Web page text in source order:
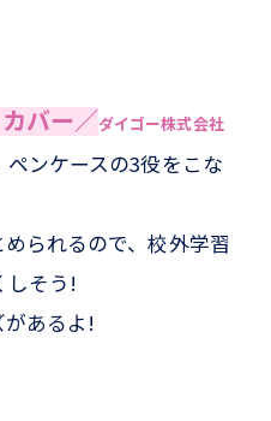
バー／ダイゴー株式会社
ンケースの3役をこな
られるので、校外学習
しそう!
があるよ!